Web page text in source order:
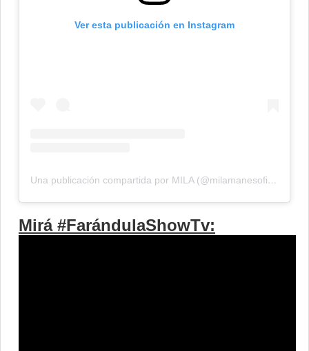
Ver esta publicación en Instagram
Una publicación compartida por MILA (@milamanesoficial)
Mirá #FarándulaShowTv: